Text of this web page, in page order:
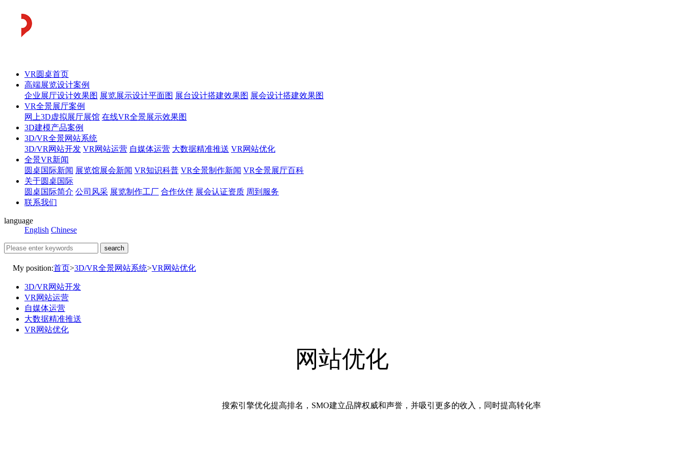
VR圆桌首页
高端展览设计案例
企业展厅设计效果图 展览展示设计平面图 展台设计搭建效果图 展会设计搭建效果图
VR全景展厅案例
网上3D虚拟展厅展馆 在线VR全景展示效果图
3D建模产品案例
3D/VR全景网站系统
3D/VR网站开发 VR网站运营 自媒体运营 大数据精准推送 VR网站优化
全景VR新闻
圆桌国际新闻 展览馆展会新闻 VR知识科普 VR全景制作新闻 VR全景展厅百科
关于圆桌国际
圆桌国际简介 公司风采 展览制作工厂 合作伙伴 展会认证资质 周到服务
联系我们
language
English Chinese
search
My position:首页>3D/VR全景网站系统>VR网站优化
3D/VR网站开发
VR网站运营
自媒体运营
大数据精准推送
VR网站优化
网站优化
搜索引擎优化提高排名，SMO建立品牌权威和声誉，并吸引更多的收入，同时提高转化率